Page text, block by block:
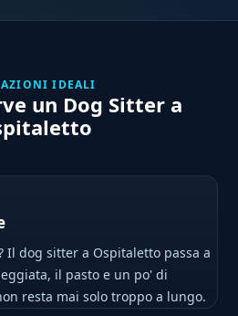
IDEALI
un Dog Sitter a
Il dog sitter a Ospitaletto passa a
il pasto e un po' di
resta mai solo troppo a lungo.